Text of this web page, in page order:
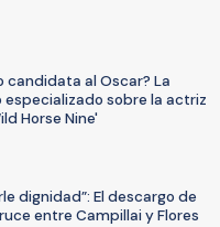
candidata al Oscar? La
sobre la actriz
Horse Nine'
dignidad”: El descargo de
entre Campillai y Flores